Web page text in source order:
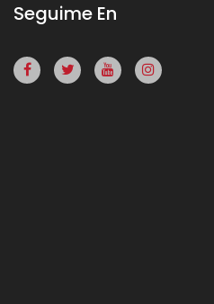
Seguime En